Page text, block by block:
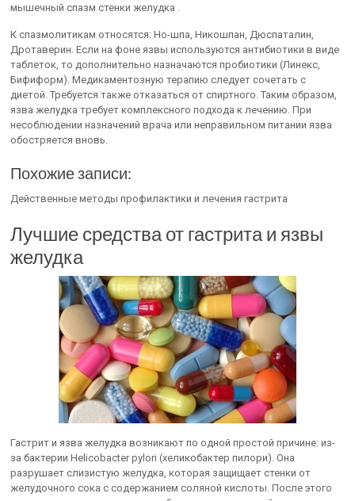
мышечный спазм стенки желудка .
К спазмолитикам относятся: Но-шпа, Никошпан, Дюспаталин,
Дротаверин. Если на фоне язвы используются антибиотики в виде
таблеток, то дополнительно назначаются пробиотики (Линекс,
Бифиформ). Медикаментозную терапию следует сочетать с
диетой. Требуется также отказаться от спиртного. Таким образом,
язва желудка требует комплексного подхода к лечению. При
несоблюдении назначений врача или неправильном питании язва
обостряется вновь.
Похожие записи:
Действенные методы профилактики и лечения гастрита
Лучшие средства от гастрита и язвы
желудка
Гастрит и язва желудка возникают по одной простой причине: из-
за бактерии Helicobacter pylori (хеликобактер пилори). Она
разрушает слизистую желудка, которая защищает стенки от
желудочного сока с содержанием соляной кислоты. После этого